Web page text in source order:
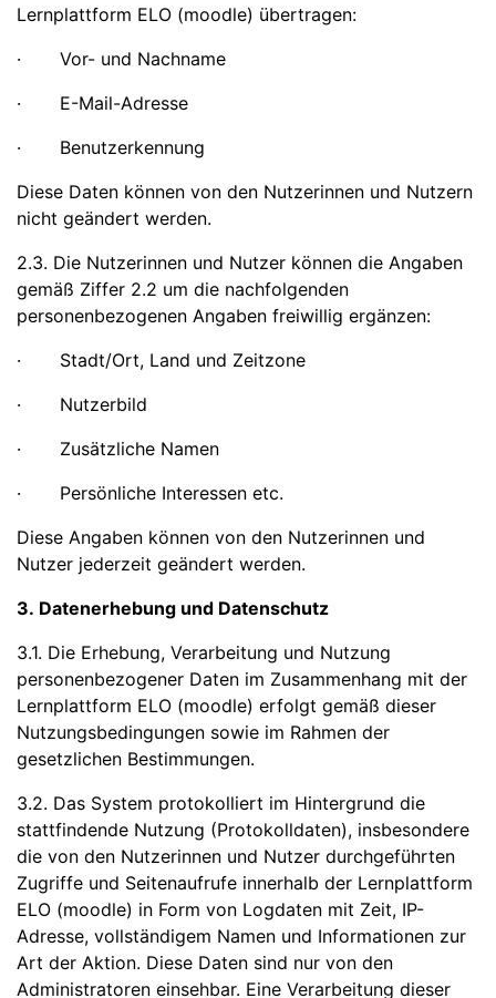
Lernplattform ELO (moodle) übertragen:
· Vor- und Nachname
· E-Mail-Adresse
· Benutzerkennung
Diese Daten können von den Nutzerinnen und Nutzern
nicht geändert werden.
2.3. Die Nutzerinnen und Nutzer können die Angaben
gemäß Ziffer 2.2 um die nachfolgenden
personenbezogenen Angaben freiwillig ergänzen:
· Stadt/Ort, Land und Zeitzone
· Nutzerbild
· Zusätzliche Namen
· Persönliche Interessen etc.
Diese Angaben können von den Nutzerinnen und
Nutzer jederzeit geändert werden.
3. Datenerhebung und Datenschutz
3.1. Die Erhebung, Verarbeitung und Nutzung
personenbezogener Daten im Zusammenhang mit der
Lernplattform ELO (moodle) erfolgt gemäß dieser
Nutzungsbedingungen sowie im Rahmen der
gesetzlichen Bestimmungen.
3.2. Das System protokolliert im Hintergrund die
stattfindende Nutzung (Protokolldaten), insbesondere
die von den Nutzerinnen und Nutzer durchgeführten
Zugriffe und Seitenaufrufe innerhalb der Lernplattform
ELO (moodle) in Form von Logdaten mit Zeit, IP-
Adresse, vollständigem Namen und Informationen zur
Art der Aktion. Diese Daten sind nur von den
Administratoren einsehbar. Eine Verarbeitung dieser